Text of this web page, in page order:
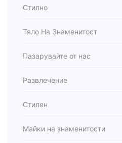
Стилно
Тяло На Знаменитост
Пазарувайте от нас
Развлечение
Стилен
Майки на знаменитости